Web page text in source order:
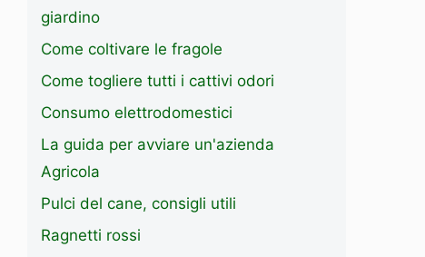
giardino
Come coltivare le fragole
Come togliere tutti i cattivi odori
Consumo elettrodomestici
La guida per avviare un'azienda
Agricola
Pulci del cane, consigli utili
Ragnetti rossi